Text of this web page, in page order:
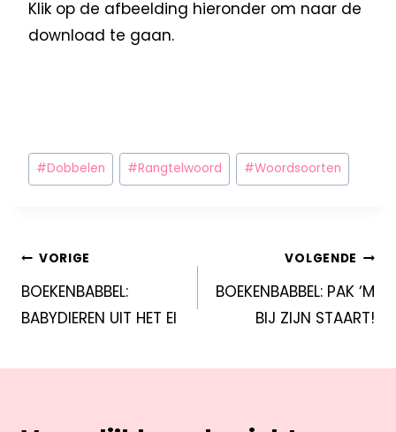
Klik op de afbeelding hieronder om naar de
download te gaan.
#Dobbelen #Rangtelwoord #Woordsoorten
VORIGE
BOEKENBABBEL:
BABYDIEREN UIT HET EI
VOLGENDE
BOEKENBABBEL: PAK ‘M
BIJ ZIJN STAART!